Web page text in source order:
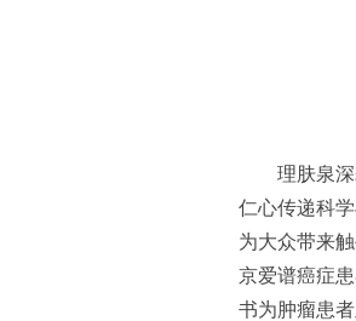
理肤泉
仁心传递科
为大众带来
京爱谱癌症
书为肿瘤患